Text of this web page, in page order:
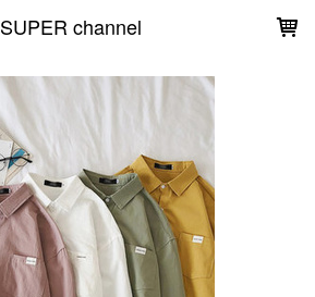
SUPER channel